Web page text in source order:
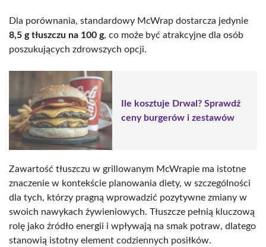
Dla porównania, standardowy McWrap dostarcza jedynie
8,5 g tłuszczu na 100 g, co może być atrakcyjne dla osób
poszukujących zdrowszych opcji.
Ile kosztuje Drwal? Sprawdź
ceny burgerów i zestawów
Zawartość tłuszczu w grillowanym McWrapie ma istotne
znaczenie w kontekście planowania diety, w szczególności
dla tych, którzy pragną wprowadzić pozytywne zmiany w
swoich nawykach żywieniowych. Tłuszcze pełnią kluczową
rolę jako źródło energii i wpływają na smak potraw, dlatego
stanowią istotny element codziennych posiłków.